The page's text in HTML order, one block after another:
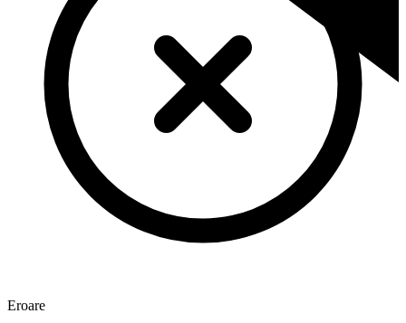
Eroare